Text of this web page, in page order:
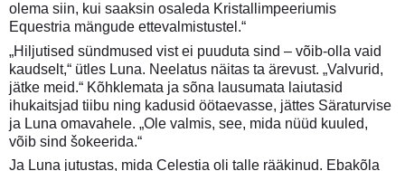
olema siin, kui saaksin osaleda Kristallimpeeriumis
Equestria mängude ettevalmistustel.“
„Hiljutised sündmused vist ei puuduta sind – võib-olla vaid
kaudselt,“ ütles Luna. Neelatus näitas ta ärevust. „Valvurid,
jätke meid.“ Kõhklemata ja sõna lausumata laiutasid
ihukaitsjad tiibu ning kadusid öötaevasse, jättes Säraturvise
ja Luna omavahele. „Ole valmis, see, mida nüüd kuuled,
võib sind šokeerida.“
Ja Luna jutustas, mida Celestia oli talle rääkinud. Ebakõla